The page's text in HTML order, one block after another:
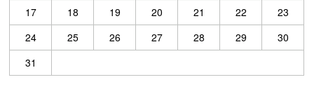
17
18 19 20 21 22
23
24
25 26 27 28 29
30
31